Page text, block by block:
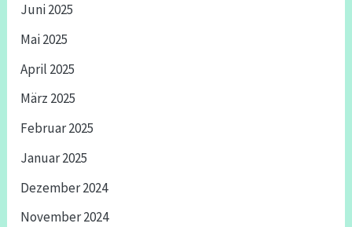
Juni 2025
Mai 2025
April 2025
März 2025
Februar 2025
Januar 2025
Dezember 2024
November 2024